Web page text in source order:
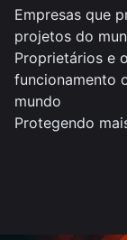
Empresas que
projetos do
Proprietários e
funcionamento
mundo
Protegendo